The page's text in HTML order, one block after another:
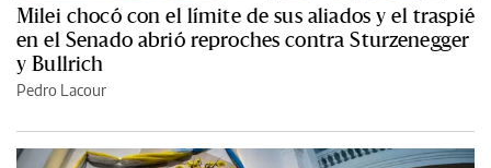
Milei chocó con el límite de sus aliados y el traspié
en el Senado abrió reproches contra Sturzenegger
y Bullrich
Pedro Lacour